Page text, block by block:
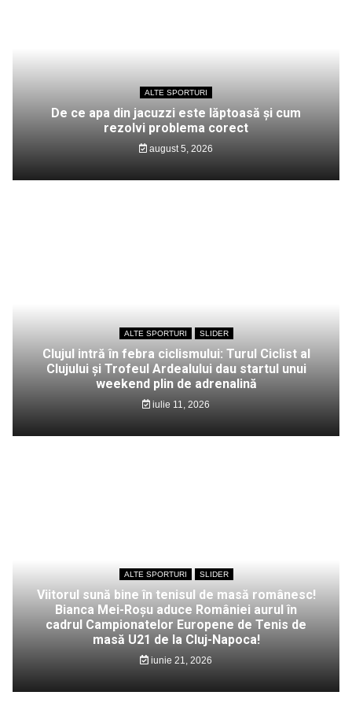
ALTE SPORTURI
De ce apa din jacuzzi este lăptoasă și cum
rezolvi problema corect
august 5, 2026
ALTE SPORTURI SLIDER
Clujul intră în febra ciclismului: Turul Ciclist al
Clujului și Trofeul Ardealului dau startul unui
weekend plin de adrenalină
iulie 11, 2026
ALTE SPORTURI SLIDER
Viitorul sună bine în tenisul de masă românesc!
Bianca Mei-Roșu aduce României aurul în
cadrul Campionatelor Europene de Tenis de
masă U21 de la Cluj-Napoca!
iunie 21, 2026